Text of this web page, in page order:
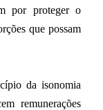
por proteger o
que possam
da isonomia
remunerações